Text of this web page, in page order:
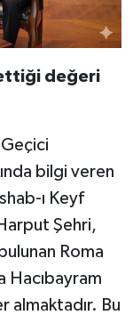
ettiği değeri
Geçici
bilgi veren
ı Keyf
Şehri,
Roma
Hacıbayram
almaktadır. Bu